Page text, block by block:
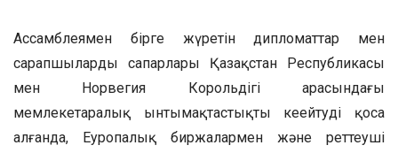
Ассамблеямен бірге жүретін дипломаттар мен
сарапшылардың сапарлары Қазақстан Республикасы
мен Норвегия Корольдігі арасындағы
мемлекетаралық ынтымақтастықты кеңейтуді қоса
алғанда, Еуропалық биржалармен және реттеуші